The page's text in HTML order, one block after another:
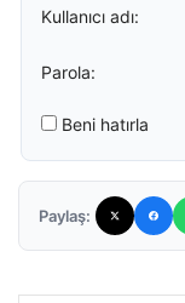
Kullanıcı adı:
Parola:
Beni hatırla
Paylaş: